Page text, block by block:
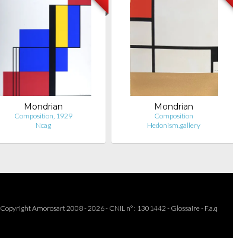
Mondrian
Composition, 1929
Ncag
Mondrian
Composition
Hedonism.gallery
Copyright Amorosart 2008 - 2026 - CNIL n° : 1301442 - Glossaire- F.a.q